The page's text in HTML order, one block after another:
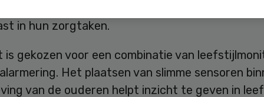
in hun zorgtaken.
is gekozen voor een combinatie van
Het plaatsen van slimme sensoren
van de ouderen helpt inzicht te geven in